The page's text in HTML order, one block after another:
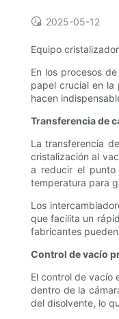
2025-05-12
Equipo
En los procesos
papel crucial en la
hacen
Transferencia de
La transferencia
cristalización al
a reducir el punto
temperatura para
Los
que facilita un
fabricantes
Control de vacío
El control de vacío
dentro de la
del disolvente, lo